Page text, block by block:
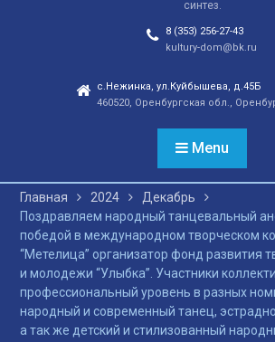
отношений, а также
сохранения
этнокультурного
народной культуры
незаметно вышли на
и это доказано большой
творческих коллективов
села и большой
красочной школьной
ярмаркой. В финале
праздника, была
разыграна
беспроигрышная
лотерея и все кто принял
участие, получили
синтез.
8 (353) 256-27-43
kultury-dom@bk.ru
с.Нежинка, ул.Куйбышева, д.45Б
460520, Оренбургская обл.,
Menu
Главная 2024
Декабрь
Поздравляем народный танцевальный
победой в международном творческом
“Метелица” организатор фонд развития
и молодежи “Улыбка”. Участники
профессиональный уровень в разных
народный и современный танец,
а так же детский и стилизованный